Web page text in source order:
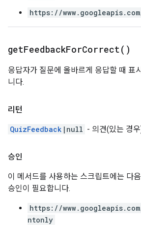
https://
getFeedbackForCorrect( )
응답자가 질문에 올바르게 응답할 때 표
니다.
리턴
QuizFeedback |null - 의견(있는 경
승인
이 메서드를 사용하는 스크립트에는 다음
승인이 필요합니다.
https://
ntonly